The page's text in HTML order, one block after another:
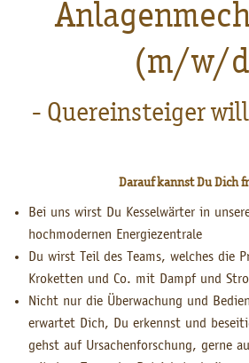
(m/w/
- Quereinsteiger
Darauf kannst Du Dich
Bei uns wirst Du Kesselwärter in
hochmodernen Energiezentrale
Du wirst Teil des Teams, welches die
Kroketten und Co. mit Dampf und
Nicht nur die Überwachung und
erwartet Dich, Du erkennst und
gehst auf Ursachenforschung, gerne